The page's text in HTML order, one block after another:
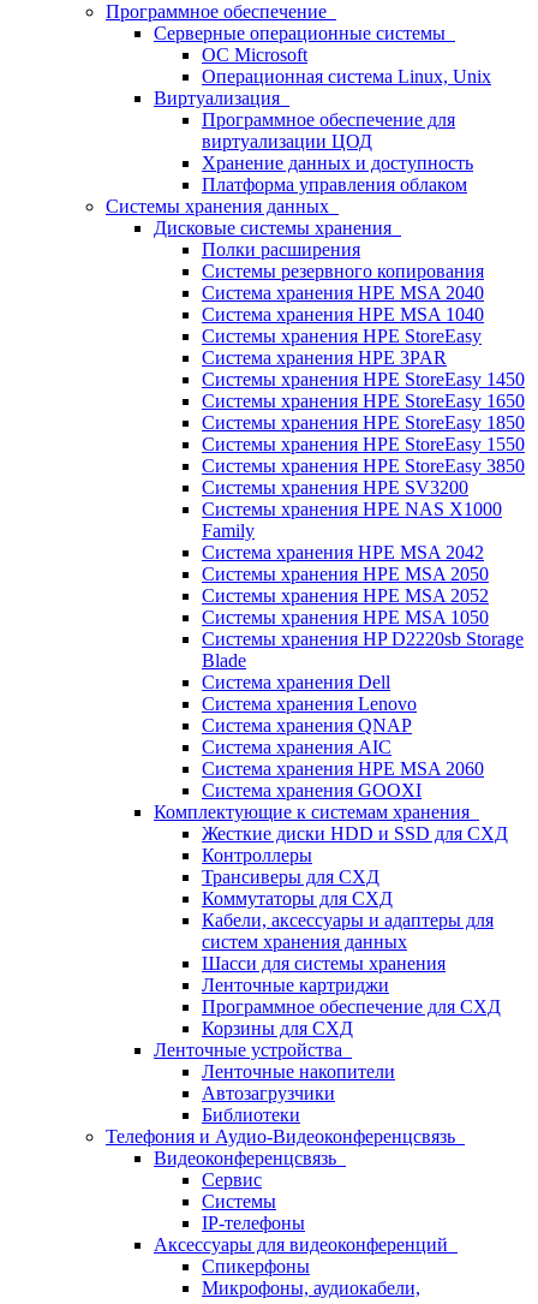
Программное обеспечение
Серверные операционные системы
ОС Microsoft
Операционная система Linux, Unix
Виртуализация
Программное обеспечение для
виртуализации ЦОД
Хранение данных и доступность
Платформа управления облаком
Системы хранения данных
Дисковые системы хранения
Полки расширения
Системы резервного копирования
Система хранения HPE MSA 2040
Система хранения HPE MSA 1040
Системы хранения HPE StoreEasy
Система хранения HPE 3PAR
Системы хранения HPE StoreEasy 1450
Системы хранения HPE StoreEasy 1650
Системы хранения HPE StoreEasy 1850
Системы хранения HPE StoreEasy 1550
Системы хранения HPE StoreEasy 3850
Системы хранения HPE SV3200
Системы хранения HPE NAS X1000
Family
Система хранения HPE MSA 2042
Системы хранения HPE MSA 2050
Системы хранения HPE MSA 2052
Системы хранения HPE MSA 1050
Системы хранения HP D2220sb Storage
Blade
Система хранения Dell
Система хранения Lenovo
Система хранения QNAP
Система хранения AIC
Система хранения HPE MSA 2060
Система хранения GOOXI
Комплектующие к системам хранения
Жесткие диски HDD и SSD для СХД
Контроллеры
Трансиверы для СХД
Коммутаторы для СХД
Кабели, аксессуары и адаптеры для
систем хранения данных
Шасси для системы хранения
Ленточные картриджи
Программное обеспечение для СХД
Корзины для СХД
Ленточные устройства
Ленточные накопители
Автозагрузчики
Библиотеки
Телефония и Аудио-Видеоконференцсвязь
Видеоконференцсвязь
Сервис
Системы
IP-телефоны
Аксессуары для видеоконференций
Спикерфоны
Микрофоны, аудиокабели,